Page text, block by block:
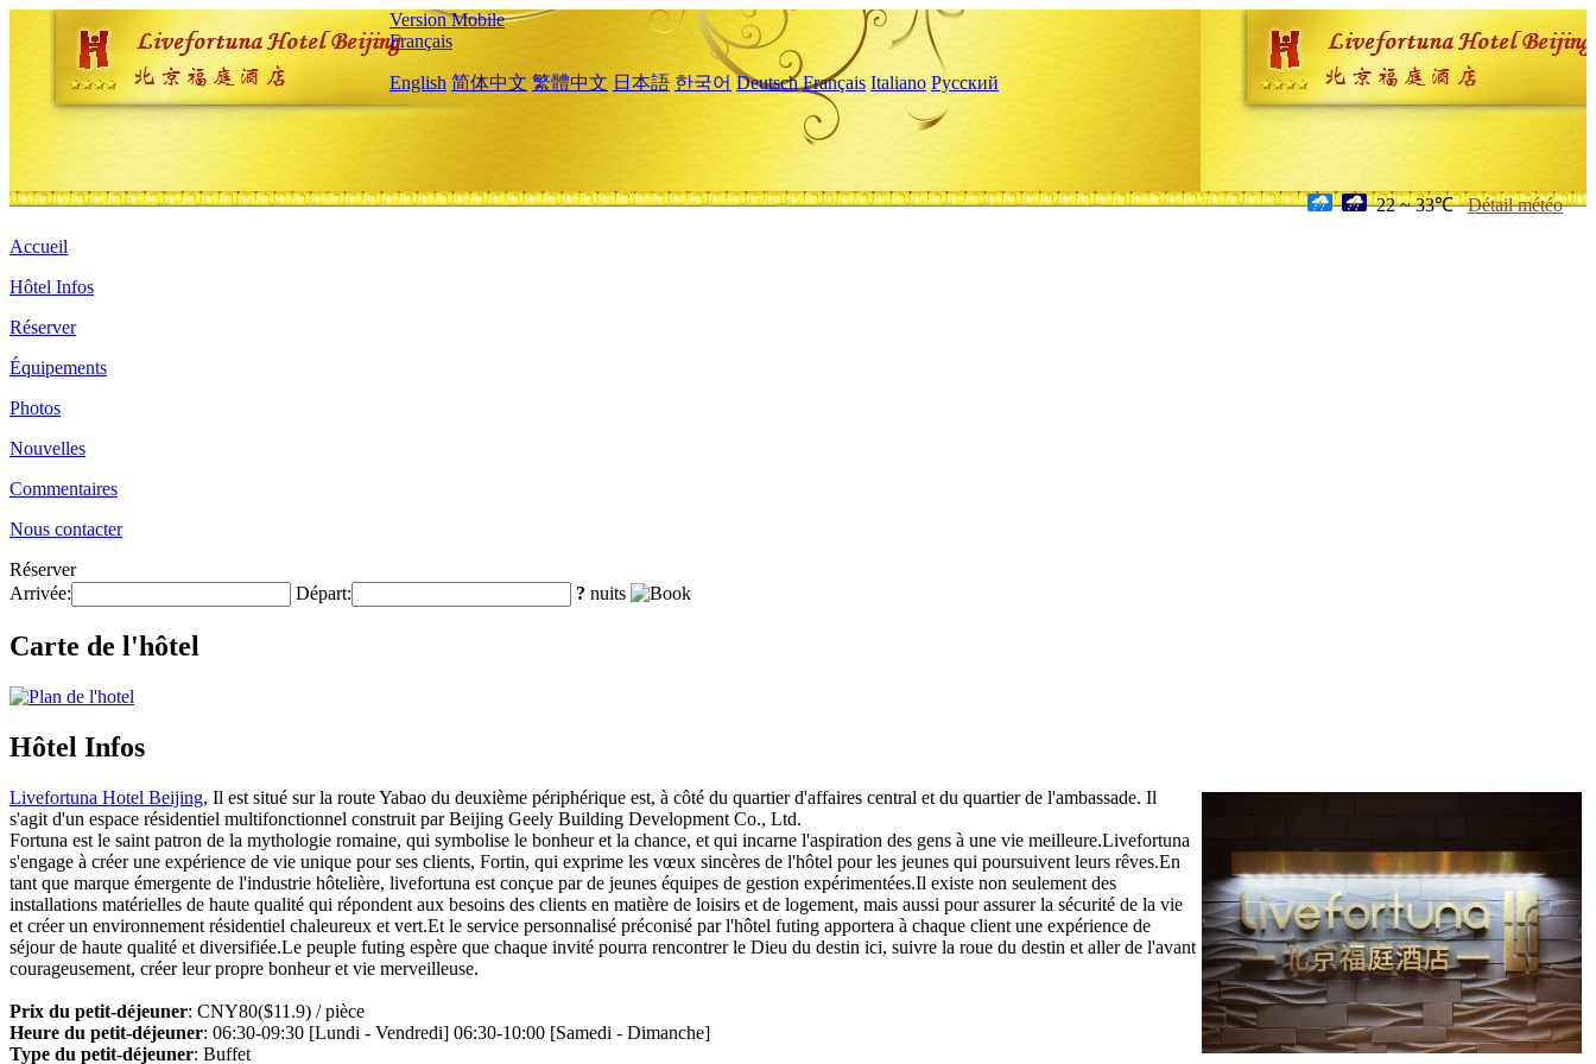
Version Mobile
Français
English 简体中文 繁體中文 日本語 한국어 Deutsch Français Italiano Русский
22 ~ 33℃ Détail météo
Accueil
Hôtel Infos
Réserver
Équipements
Photos
Nouvelles
Commentaires
Nous contacter
Réserver
Arrivée:
Départ: ? nuits
Carte de l'hôtel
Hôtel Infos
Livefortuna Hotel Beijing, Il est situé sur la route Yabao du deuxième périphérique est, à côté du quartier d'affaires central et du quartier de l'ambassade. Il
s'agit d'un espace résidentiel multifonctionnel construit par Beijing Geely Building Development Co., Ltd.
Fortuna est le saint patron de la mythologie romaine, qui symbolise le bonheur et la chance, et qui incarne l'aspiration des gens à une vie meilleure.Livefortuna
s'engage à créer une expérience de vie unique pour ses clients, Fortin, qui exprime les vœux sincères de l'hôtel pour les jeunes qui poursuivent leurs rêves.En
tant que marque émergente de l'industrie hôtelière, livefortuna est conçue par de jeunes équipes de gestion expérimentées.Il existe non seulement des
installations matérielles de haute qualité qui répondent aux besoins des clients en matière de loisirs et de logement, mais aussi pour assurer la sécurité de la vie
et créer un environnement résidentiel chaleureux et vert.Et le service personnalisé préconisé par l'hôtel futing apportera à chaque client une expérience de
séjour de haute qualité et diversifiée.Le peuple futing espère que chaque invité pourra rencontrer le Dieu du destin ici, suivre la roue du destin et aller de l'avant
courageusement, créer leur propre bonheur et vie merveilleuse.
Prix du petit-déjeuner: CNY80($11.9) / pièce
Heure du petit-déjeuner: 06:30-09:30 [Lundi - Vendredi] 06:30-10:00 [Samedi - Dimanche]
Type du petit-déjeuner: Buffet